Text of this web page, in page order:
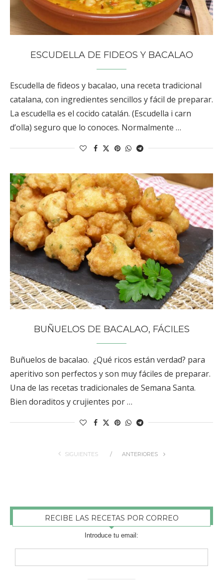
ESCUDELLA DE FIDEOS Y BACALAO
Escudella de fideos y bacalao, una receta tradicional
catalana, con ingredientes sencillos y fácil de preparar.
La escudella es el cocido catalán. (Escudella i carn
d’olla) seguro que lo conoces. Normalmente …
BUÑUELOS DE BACALAO, FÁCILES
Buñuelos de bacalao. ¿Qué ricos están verdad? para
aperitivo son perfectos y son muy fáciles de preparar.
Una de las recetas tradicionales de Semana Santa.
Bien doraditos y crujientes por …
SIGUIENTES ANTERIORES
RECIBE LAS RECETAS POR CORREO
Introduce tu email: